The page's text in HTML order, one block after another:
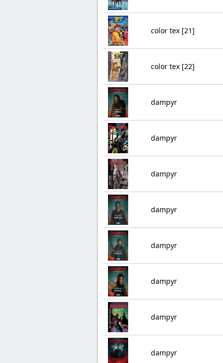
color tex [21]
color tex [22]
dampyr
dampyr
dampyr
dampyr
dampyr
dampyr
dampyr
dampyr